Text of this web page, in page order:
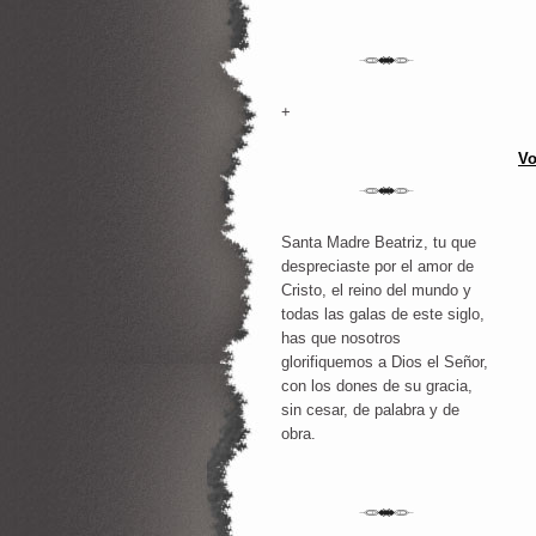
+
Santa Madre Beatriz, tu que
despreciaste por el amor de
Cristo, el reino del mundo y
todas las galas de este siglo,
has que nosotros
glorifiquemos a Dios el Señor,
con los dones de su gracia,
sin cesar, de palabra y de
obra.